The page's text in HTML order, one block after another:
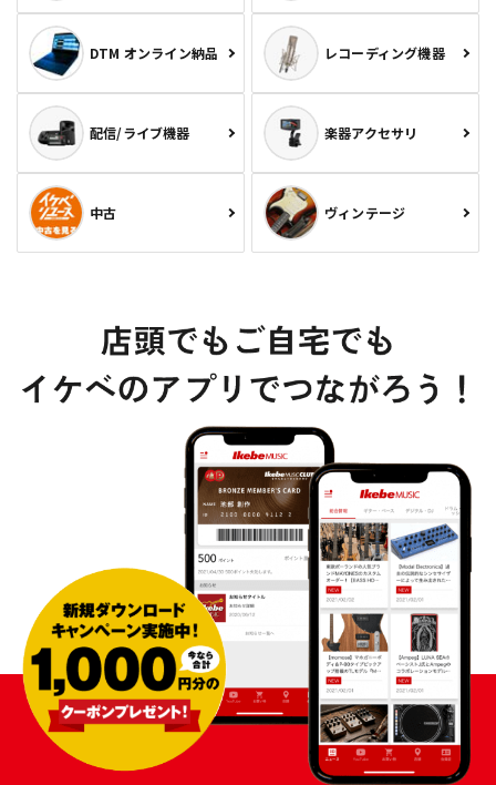
DTM オンライン納品 レコーディング機器
配信/ライブ機器 楽器アクセサリ
中古 ヴィンテージ